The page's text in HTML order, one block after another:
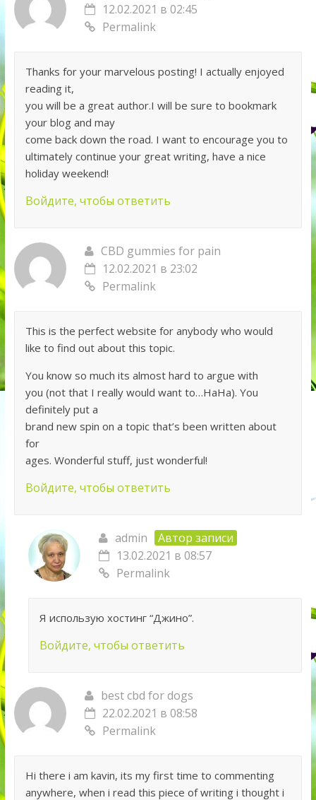
12.02.2021 в 02:45
Permalink
Thanks for your marvelous posting! I actually enjoyed
reading it,
you will be a great author.I will be sure to bookmark
your blog and may
come back down the road. I want to encourage you to
ultimately continue your great writing, have a nice
holiday weekend!
Войдите, чтобы ответить
CBD gummies for pain
12.02.2021 в 23:02
Permalink
This is the perfect website for anybody who would
like to find out about this topic.
You know so much its almost hard to argue with
you (not that I really would want to…HaHa). You
definitely put a
brand new spin on a topic that’s been written about
for
ages. Wonderful stuff, just wonderful!
Войдите, чтобы ответить
admin
Автор записи
13.02.2021 в 08:57
Permalink
Я использую хостинг “Джино”.
Войдите, чтобы ответить
best cbd for dogs
22.02.2021 в 08:58
Permalink
Hi there i am kavin, its my first time to commenting
anywhere, when i read this piece of writing i thought i